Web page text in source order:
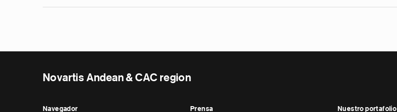
Novartis Andean & CAC region
Navegador Prensa Nuestro portafolio